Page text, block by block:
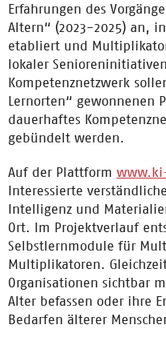
Erfahrungen des
Altern“ (2023-2025) an,
etabliert und
lokaler
Kompetenznetzwerk
Lernorten“ gewonnenen
dauerhaftes
gebündelt werden.
Auf der Plattform
Interessierte
Intelligenz und
Ort. Im Projektverlauf
Selbstlernmodule für
Multiplikatoren.
Organisationen sichtbar
Alter befassen oder ihre
Bedarfen älterer